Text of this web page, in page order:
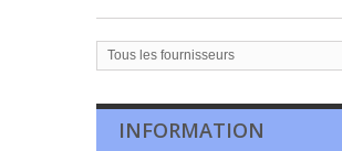
Tous les fournisseurs
INFORMATION